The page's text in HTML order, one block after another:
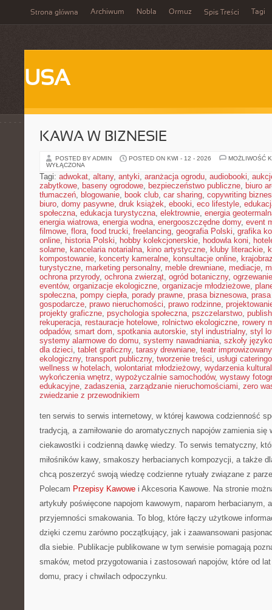
Strona główna Archiwum Nobla Ormuz Spis Treści Tagi
USA
KAWA W BIZNESIE
POSTED BY ADMIN POSTED ON KWI - 12 - 2026
MOŻLIWOŚĆ
WYŁĄCZONA
Tagi: adwokat, altany, antyki, aranżacja ogrodu, audiobooki,
zabytkowe, baseny ogrodowe, bezpieczeństwo publiczne, biuro
tłumaczeń, blogowanie, book club, car sharing, copywriting
biuro, domy pasywne, druk książek, ebooki, eco lifestyle,
społeczna, edukacja turystyczna, elektrownie, energia
energia wiatrowa, energia wodna, energooszczędne domy, event
filmowe, flora, food trucki, freelancing, geografia Polski, grafika
online, historia Polski, hobby kolekcjonerskie, hodowla koni,
solarne, kancelaria notarialna, kino artystyczne, kluby literackie,
kompostowanie, koncerty kameralne, konsultacje online,
turystyczne, marketing personalny, meble drewniane, mediacje,
ochrona przyrody, ochrona zwierząt, ogród botaniczny,
eventów, organizacje ekologiczne, organizacje młodzieżowe,
społeczna, pompy ciepła, porady prawne, prasa biznesowa,
gospodarcze, prawo nieruchomości, prawo rodzinne,
projekty graficzne, psychologia społeczna, pszczelarstwo,
rekuperacja, restauracje hotelowe, rolnictwo ekologiczne, rowery
odpadów, smart dom, spotkania autorskie, styl industrialny, styl
systemy alarmowe do domu, systemy nawadniania, szkoły
dla dzieci, tablet graficzny, tarasy drewniane, teatr improwizowany
ekologiczny, transport publiczny, tworzenie treści, usługi
wellness w hotelach, wolontariat młodzieżowy, wydarzenia
wykończenia wnętrz, wypożyczalnie samochodów, wystawy
edukacyjne, zadaszenia, zarządzanie nieruchomościami, zero
zwiedzanie z przewodnikiem
ten serwis to serwis internetowy, w której kawowa codzienność
tradycją, a zamiłowanie do aromatycznych napojów zamienia
ciekawostki i codzienną dawkę wiedzy. To serwis tematyczny,
miłośników kawy, smakoszy herbacianych kompozycji, a także
chcą poszerzyć swoją wiedzę codzienne rytuały związane z
Polecam Przepisy Kawowe i Akcesoria Kawowe. Na stronie
artykuły poświęcone napojom kawowym, naparom herbacianym,
przyjemności smakowania. To blog, które łączy użytkowe
dzięki czemu zarówno początkujący, jak i zaawansowani
dla siebie. Publikacje publikowane w tym serwisie pomagają
smaków, metod przygotowania i zastosowań napojów, które od
domu, pracy i chwilach odpoczynku.